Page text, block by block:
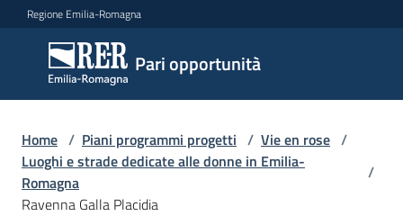
Vai al contenuto
Vai alla navigazione
Vai al footer
Regione Emilia-Romagna
Pari opportunità
Pari
opportunità
Argomenti
Home / Piani programmi progetti / Vie en rose /
Luoghi e strade dedicate alle donne in Emilia-
Romagna
/
Ravenna Galla Placidia